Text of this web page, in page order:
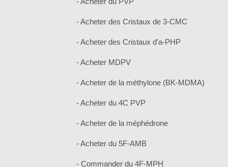
- Acheter des Cristaux de 3-CMC
- Acheter des Cristaux d'a-PHP
- Acheter MDPV
- Acheter de la méthylone (BK-MDMA)
- Acheter du 4C PVP
- Acheter de la méphédrone
- Acheter du 5F-AMB
- Commander du 4F-MPH